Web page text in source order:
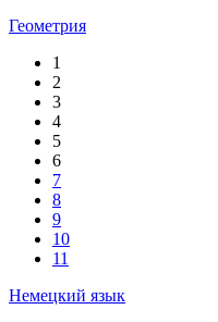
Геометрия
1
2
3
4
5
6
7
8
9
10
11
Немецкий язык